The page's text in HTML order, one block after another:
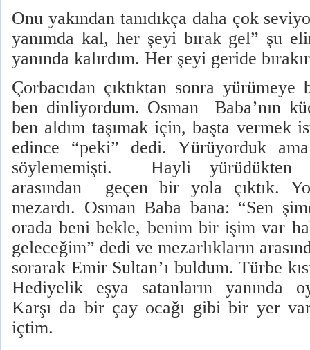
Onu yakından tanıdıkça daha çok
yanımda kal, her şeyi bırak gel” şu
yanında kalırdım. Her şeyi geride
Çorbacıdan çıktıktan sonra yürümeye
ben dinliyordum. Osman
Baba’nın
ben aldım taşımak için, başta vermek
edince “peki” dedi. Yürüyorduk ama
söylememişti.
Hayli yürüdükten
arasından
geçen bir yola çıktık.
mezardı. Osman Baba bana: “Sen
orada beni bekle, benim bir işim var
geleceğim” dedi ve mezarlıkların
sorarak Emir Sultan’ı buldum. Türbe
Hediyelik eşya satanların yanında
Karşı da bir çay ocağı gibi bir yer
içtim.